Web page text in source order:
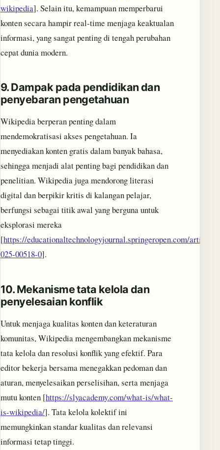
wikipedia]. Selain itu, kemampuan memperbarui
konten secara hampir real-time menjaga keaktualan
informasi, yang sangat penting di tengah perubahan
cepat dunia modern.
9.Dampak pada pendidikan dan
penyebaran pengetahuan
Wikipedia berperan penting dalam
mendemokratisasi akses pengetahuan. Ia
menyediakan konten gratis dalam banyak bahasa,
sehingga menjadi alat penting bagi pendidikan dan
penelitian. Wikipedia juga mendorong literasi
digital dan berpikir kritis di kalangan pelajar,
berfungsi sebagai titik awal yang berguna untuk
eksplorasi mereka
[https://educationaltechnologyjournal.springeropen.com/articles/
025-00518-0].
10.Mekanisme tata kelola dan
penyelesaian konflik
Untuk menjaga kualitas konten dan keteraturan
komunitas, Wikipedia mengembangkan mekanisme
tata kelola dan resolusi konflik yang efektif. Para
editor bekerja bersama menegakkan pedoman dan
aturan, menyelesaikan perselisihan, serta menjaga
mutu konten [https://slyacademy.com/what-is/what-
is-wikipedia/]. Tata kelola kolektif ini
memungkinkan standar kualitas dan relevansi
informasi tetap tinggi.